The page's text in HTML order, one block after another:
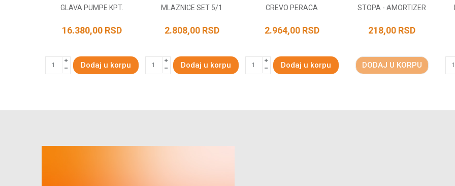
GLAVA PUMPE KPT.
16.380,00 RSD
Dodaj u korpu
MLAZNICE SET 5/1
2.808,00 RSD
Dodaj u korpu
CREVO PERACA
2.964,00 RSD
Dodaj u korpu
STOPA - AMORTIZER
218,00 RSD
DODAJ U KORPU